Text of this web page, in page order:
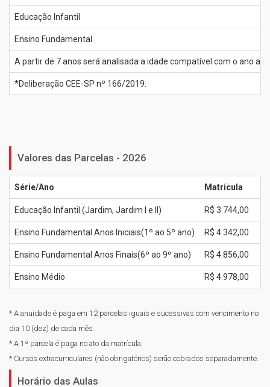
Educação Infantil
Ensino Fundamental
A partir de 7 anos será analisada a idade compatível com o ano a
*Deliberação CEE-SP nº 166/2019.
Valores das Parcelas - 2026
Série/Ano Matrícula
Educação Infantil (Jardim, Jardim I e II) R$ 3.744,00
Ensino Fundamental Anos Iniciais(1º ao 5º ano) R$ 4.342,00
Ensino Fundamental Anos Finais(6º ao 9º ano) R$ 4.856,00
Ensino Médio R$ 4.978,00
* A anuidade é paga em 12 parcelas iguais e sucessivas com vencimento no
dia 10 (dez) de cada mês.
* A 1ª parcela é paga no ato da matrícula.
* Cursos extracurriculares (não obrigatórios) serão cobrados separadamente.
Horário das Aulas